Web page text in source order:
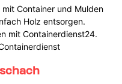
Container und Mulden
Holz entsorgen.
mit Containerdienst24.